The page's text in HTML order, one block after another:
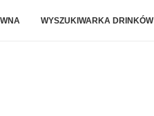
WYSZUKIWARKA DRINKÓW